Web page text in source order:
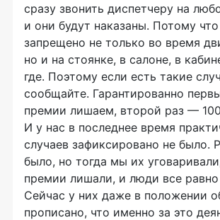
сразу звонить диспетчеру на
и они будут наказаны. Потому
запрещено не только во время
но и на стоянке, в салоне, в
где. Поэтому если есть такие
сообщайте. Гарантированно
премии лишаем, второй раз —
И у нас в последнее время
случаев зафиксировано не было.
было, но тогда мы их
премии лишали, и люди все равно
Сейчас у них даже в положении
прописано, что именно за это